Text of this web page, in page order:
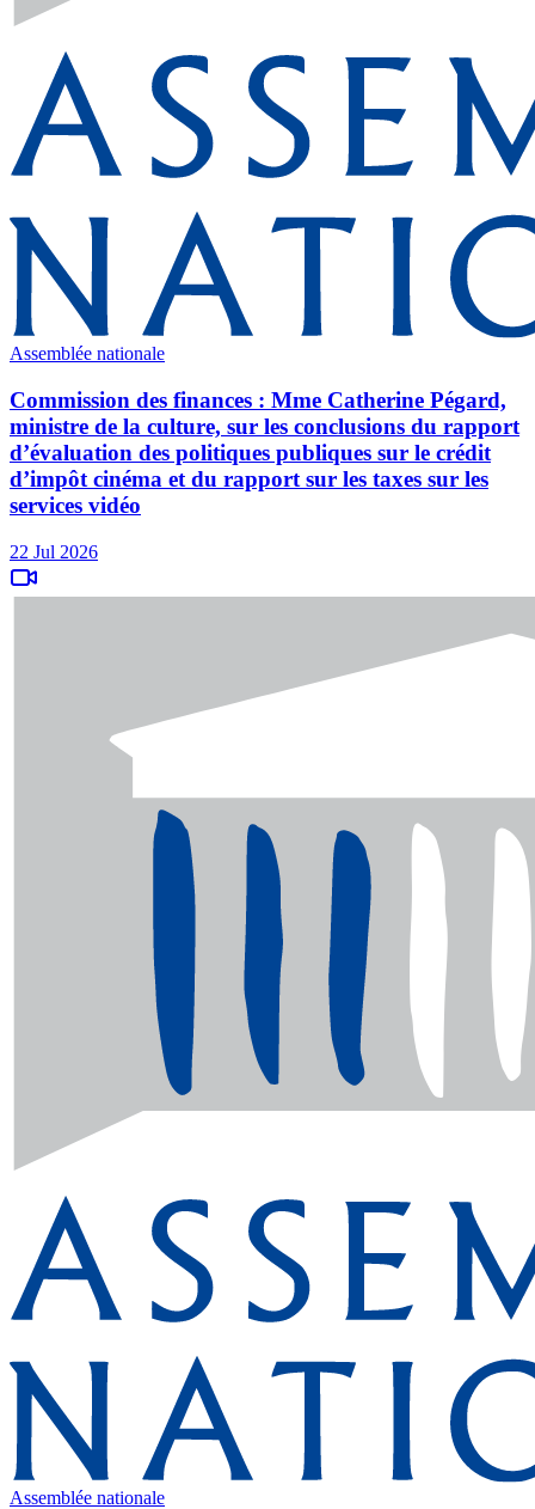
Assemblée nationale
Commission des finances : Mme Catherine Pégard,
ministre de la culture, sur les conclusions du rapport
d’évaluation des politiques publiques sur le crédit
d’impôt cinéma et du rapport sur les taxes sur les
services vidéo
22 Jul 2026
Assemblée nationale